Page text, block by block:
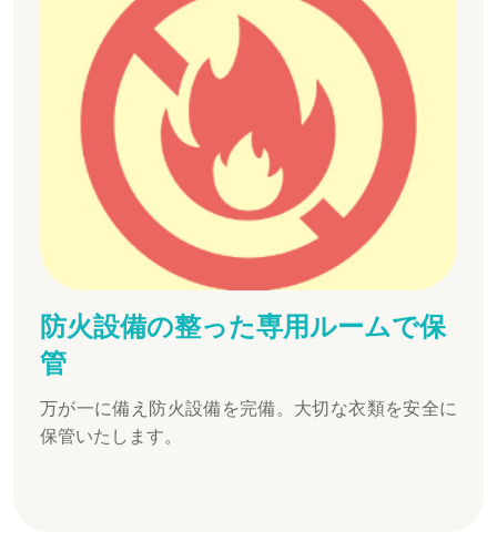
防火設備の整った専用ルームで保
管
万が一に備え防火設備を完備。大切な衣類を安全に
保管いたします。